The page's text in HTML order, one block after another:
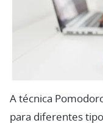
A técnica
para diferentes